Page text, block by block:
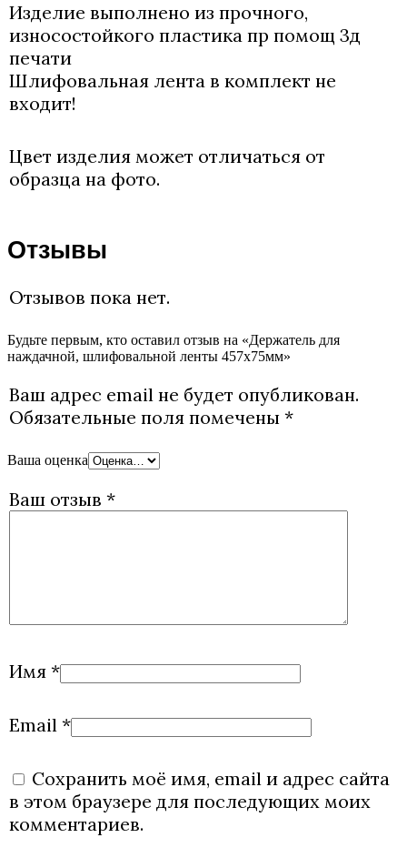
Изделие выполнено из прочного,
износостойкого пластика пр помощ 3д
печати
Шлифовальная лента в комплект не
входит!
Цвет изделия может отличаться от
образца на фото.
Отзывы
Отзывов пока нет.
Будьте первым, кто оставил отзыв на «Держатель для
наждачной, шлифовальной ленты 457х75мм»
Ваш адрес email не будет опубликован.
Обязательные поля помечены *
Ваша оценка
Ваш отзыв *
Имя *
Email *
Сохранить моё имя, email и адрес сайта
в этом браузере для последующих моих
комментариев.